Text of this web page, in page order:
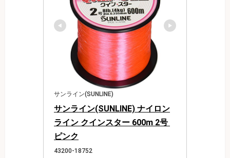
サンライン(SUNLINE)
サンライン(SUNLINE) ナイロン
ライン クインスター 600m 2号
ピンク
43200-18752